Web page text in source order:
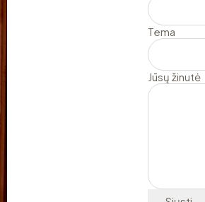
Tema
Jūsų žinutė